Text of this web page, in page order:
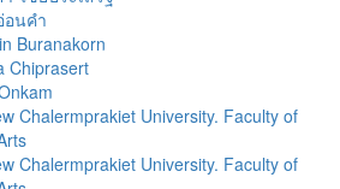
อนคำ
Buranakorn
Chiprasert
Chalermprakiet University. Faculty of
Chalermprakiet University. Faculty of